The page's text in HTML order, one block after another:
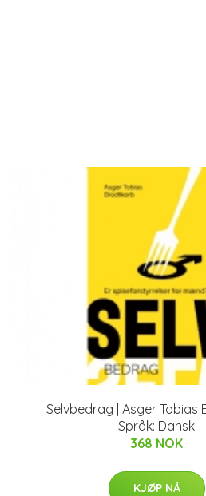
Selvbedrag | Asger Tobias
Språk: Dansk
368 NOK
KJØP NÅ